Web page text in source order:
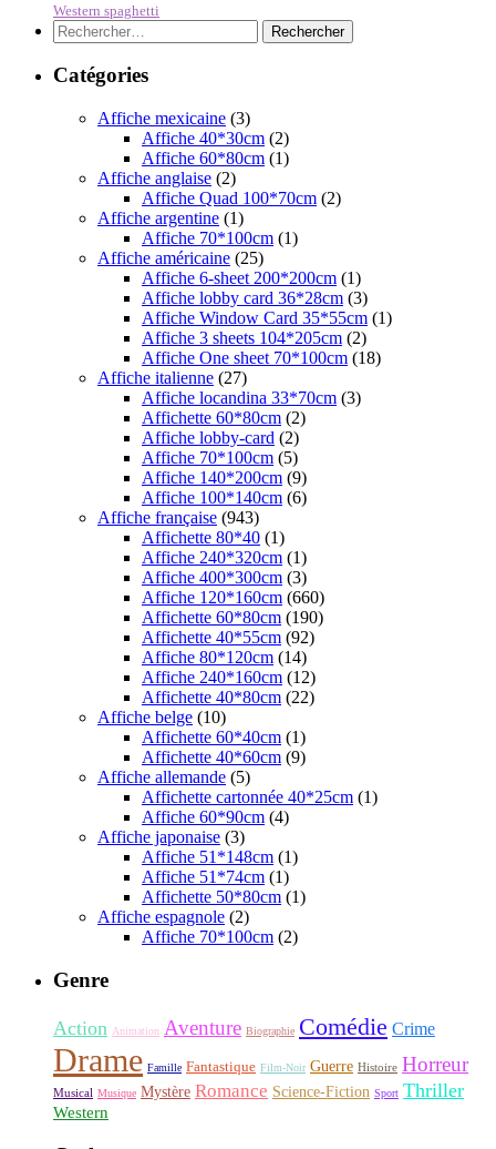
Western spaghetti
Rechercher :
Catégories
Affiche mexicaine (3)
Affiche 40*30cm (2)
Affiche 60*80cm (1)
Affiche anglaise (2)
Affiche Quad 100*70cm (2)
Affiche argentine (1)
Affiche 70*100cm (1)
Affiche américaine (25)
Affiche 6-sheet 200*200cm (1)
Affiche lobby card 36*28cm (3)
Affiche Window Card 35*55cm (1)
Affiche 3 sheets 104*205cm (2)
Affiche One sheet 70*100cm (18)
Affiche italienne (27)
Affiche locandina 33*70cm (3)
Affichette 60*80cm (2)
Affiche lobby-card (2)
Affiche 70*100cm (5)
Affiche 140*200cm (9)
Affiche 100*140cm (6)
Affiche française (943)
Affichette 80*40 (1)
Affiche 240*320cm (1)
Affiche 400*300cm (3)
Affiche 120*160cm (660)
Affichette 60*80cm (190)
Affichette 40*55cm (92)
Affiche 80*120cm (14)
Affiche 240*160cm (12)
Affichette 40*80cm (22)
Affiche belge (10)
Affichette 60*40cm (1)
Affichette 40*60cm (9)
Affiche allemande (5)
Affichette cartonnée 40*25cm (1)
Affiche 60*90cm (4)
Affiche japonaise (3)
Affiche 51*148cm (1)
Affiche 51*74cm (1)
Affichette 50*80cm (1)
Affiche espagnole (2)
Affiche 70*100cm (2)
Genre
Action Animation Aventure Biographie Comédie Crime
Drame Famille Fantastique Film-Noir Guerre Histoire Horreur
Musical Musique Mystère Romance Science-Fiction Sport Thriller
Western